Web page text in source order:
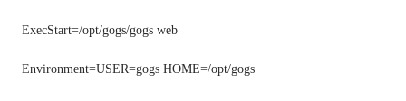
ExecStart=/opt/gogs/gogs web
Environment=USER=gogs HOME=/opt/gogs